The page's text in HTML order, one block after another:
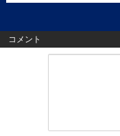
コメント